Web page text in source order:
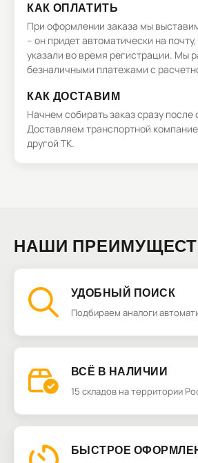
КАК ОПЛАТИТЬ
При оформлении заказа мы
– он придет автоматически на
указали во время регистрации. Мы
безналичными платежами с
КАК ДОСТАВИМ
Начнем собирать заказ сразу после
Доставляем транспортной
другой ТК.
НАШИ
УДОБНЫЙ ПОИСК
Подбираем аналоги
ВСЁ В НАЛИЧИИ
15 складов на территории
БЫСТРОЕ